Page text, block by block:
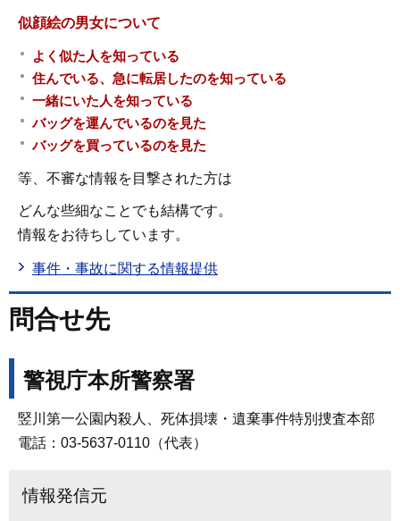
似顔絵の男女について
よく似た人を知っている
住んでいる、急に転居したのを知っている
一緒にいた人を知っている
バッグを運んでいるのを見た
バッグを買っているのを見た
等、不審な情報を目撃された方は
どんな些細なことでも結構です。
情報をお待ちしています。
事件・事故に関する情報提供
問合せ先
警視庁本所警察署
竪川第一公園内殺人、死体損壊・遺棄事件特別捜査本部
電話：03-5637-0110（代表）
情報発信元